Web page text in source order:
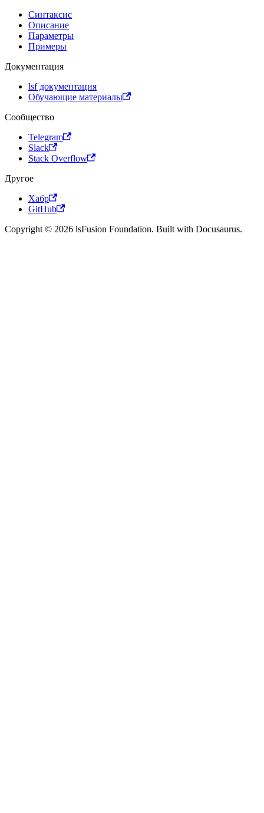
Синтаксис
Описание
Параметры
Примеры
Документация
lsf документация
Обучающие материалы
Сообщество
Telegram
Slack
Stack Overflow
Другое
Хабр
GitHub
Copyright © 2026 lsFusion Foundation. Built with Docusaurus.